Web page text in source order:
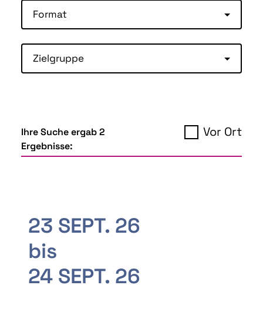
Format
Zielgruppe
Ihre Suche ergab 2
Ergebnisse:
Vor Ort
23 SEPT. 26
bis
24 SEPT. 26